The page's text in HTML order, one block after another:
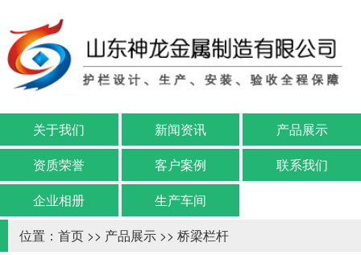
关于我们 新闻资讯
产品展示
资质荣誉
客户案例
联系我们
企业相册
生产车间
位置： 首页 >> 产品展示 >> 桥梁栏杆